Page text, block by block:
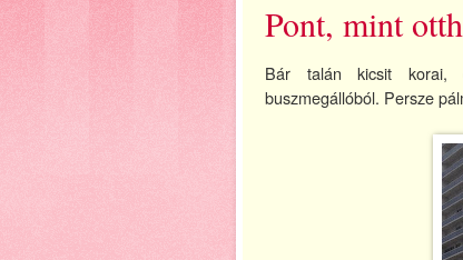
Pont, mint
Bár talán kicsit korai,
buszmegállóból. Persze